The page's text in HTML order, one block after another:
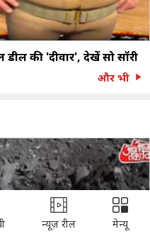
की 'दीवार', देखें सो सॉरी
और भी
न्यूज़ रील मेन्यू